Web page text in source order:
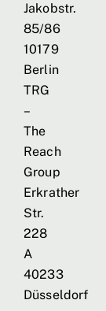
Jakobstr.
85/86
10179
Berlin
TRG
–
The
Reach
Group
Erkrather
Str.
228
A
40233
Düsseldorf